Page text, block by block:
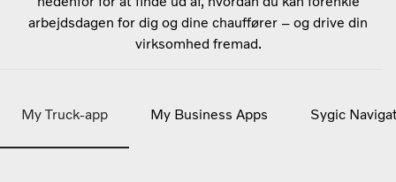
arbejdsdagen for dig og dine chauffører – og drive din
virksomhed fremad.
My Truck-app My Business Apps Sygic